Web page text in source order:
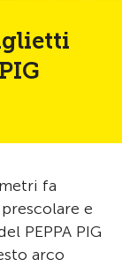
fa
e
PEPPA PIG
arco